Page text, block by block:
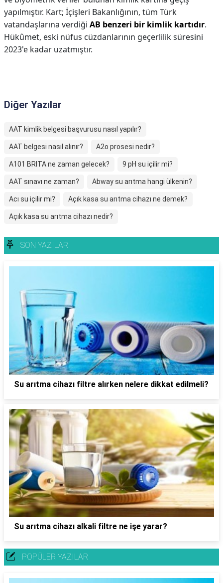
yapılmıştır. Kart; İçişleri Bakanlığının, tüm Türk
vatandaşlarına verdiği AB benzeri bir kimlik kartıdır.
Hükûmet, eski nüfus cüzdanlarının geçerlilik süresini
2023'e kadar uzatmıştır.
Diğer Yazılar
AAT kimlik belgesi başvurusu nasıl yapılır?
AAT belgesi nasıl alınır? A2o prosesi nedir?
A101 BRITA ne zaman gelecek? 9 pH su içilir mi?
AAT sınavı ne zaman? Abway su arıtma hangi ülkenin?
Acı su içilir mi? Açık kasa su arıtma cihazı ne demek?
Açık kasa su arıtma cihazı nedir?
SON YAZILAR
Su arıtma cihazı filtre alırken nelere dikkat edilmeli?
Su arıtma cihazı alkali filtre ne işe yarar?
POPÜLER YAZILAR